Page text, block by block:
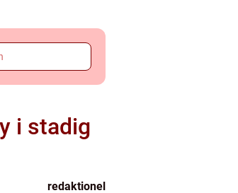
i stadig
redaktionel